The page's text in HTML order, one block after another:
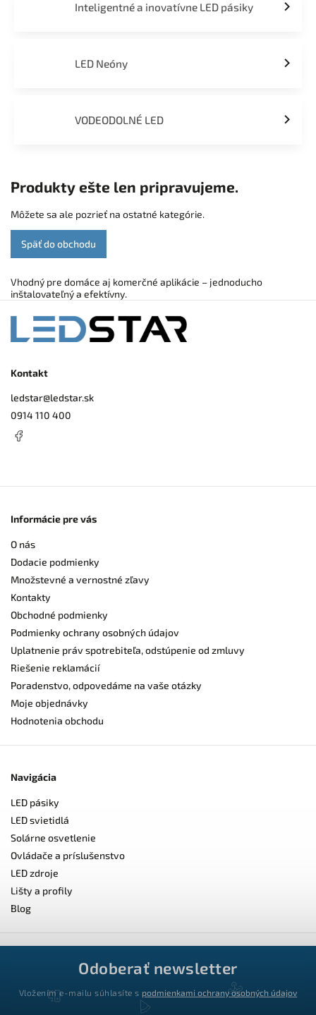
Inteligentné a inovatívne LED pásiky
LED Neóny
VODEODOLNÉ LED
Produkty ešte len pripravujeme.
Môžete sa ale pozrieť na ostatné kategórie.
Späť do obchodu
Vhodný pre domáce aj komerčné aplikácie – jednoducho
inštalovateľný a efektívny.
Kontakt
ledstar@ledstar.sk
0914 110 400
Informácie pre vás
O nás
Dodacie podmienky
Množstevné a vernostné zľavy
Kontakty
Obchodné podmienky
Podmienky ochrany osobných údajov
Uplatnenie práv spotrebiteľa, odstúpenie od zmluvy
Riešenie reklamácií
Poradenstvo, odpovedáme na vaše otázky
Moje objednávky
Hodnotenia obchodu
Navigácia
LED pásiky
LED svietidlá
Solárne osvetlenie
Ovládače a príslušenstvo
LED zdroje
Lišty a profily
Blog
Odoberať newsletter
Vložením e-mailu súhlasíte s podmienkami ochrany osobných údajov